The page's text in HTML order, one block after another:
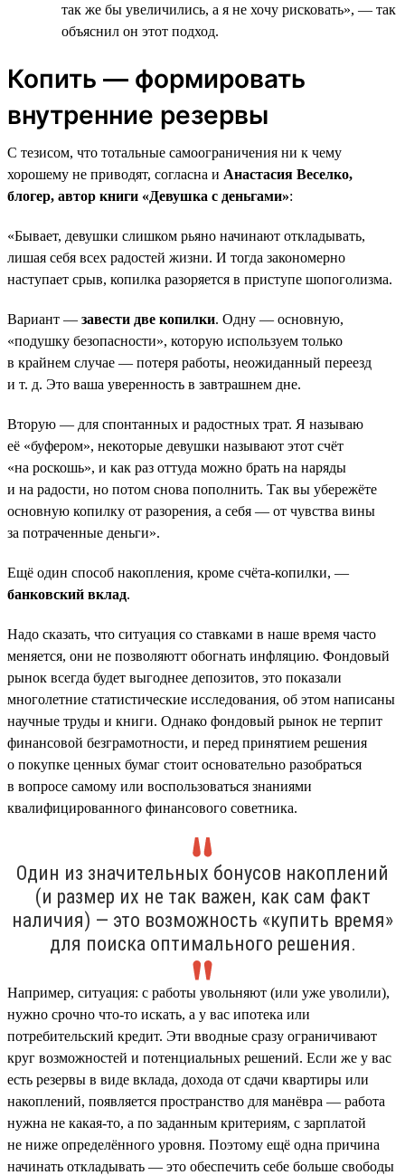
так же бы увеличились, а я не хочу рисковать», — так
объяснил он этот подход.
Копить — формировать
внутренние резервы
С тезисом, что тотальные самоограничения ни к чему
хорошему не приводят, согласна и Анастасия Веселко,
блогер, автор книги «Девушка с деньгами»:
«Бывает, девушки слишком рьяно начинают откладывать,
лишая себя всех радостей жизни. И тогда закономерно
наступает срыв, копилка разоряется в приступе шопоголизма.
Вариант — завести две копилки. Одну — основную,
«подушку безопасности», которую используем только
в крайнем случае — потеря работы, неожиданный переезд
и т. д. Это ваша уверенность в завтрашнем дне.
Вторую — для спонтанных и радостных трат. Я называю
её «буфером», некоторые девушки называют этот счёт
«на роскошь», и как раз оттуда можно брать на наряды
и на радости, но потом снова пополнить. Так вы убережёте
основную копилку от разорения, а себя — от чувства вины
за потраченные деньги».
Ещё один способ накопления, кроме счёта-копилки, —
банковский вклад.
Надо сказать, что ситуация со ставками в наше время часто
меняется, они не позволяютт обогнать инфляцию. Фондовый
рынок всегда будет выгоднее депозитов, это показали
многолетние статистические исследования, об этом написаны
научные труды и книги. Однако фондовый рынок не терпит
финансовой безграмотности, и перед принятием решения
о покупке ценных бумаг стоит основательно разобраться
в вопросе самому или воспользоваться знаниями
квалифицированного финансового советника.
Один из значительных бонусов накоплений
(и размер их не так важен, как сам факт
наличия) — это возможность «купить время»
для поиска оптимального решения.
Например, ситуация: с работы увольняют (или уже уволили),
нужно срочно что-то искать, а у вас ипотека или
потребительский кредит. Эти вводные сразу ограничивают
круг возможностей и потенциальных решений. Если же у вас
есть резервы в виде вклада, дохода от сдачи квартиры или
накоплений, появляется пространство для манёвра — работа
нужна не какая-то, а по заданным критериям, с зарплатой
не ниже определённого уровня. Поэтому ещё одна причина
начинать откладывать — это обеспечить себе больше свободы